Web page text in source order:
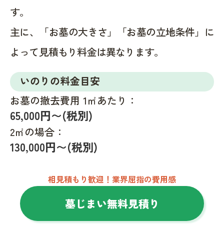
す。
主に、「お墓の大きさ」「お墓の立地条件」に
よって見積もり料金は異なります。
いのりの料金目安
お墓の撤去費用 1㎡あたり：
65,000円〜(税別)
2㎡の場合：
130,000円〜(税別)
相見積もり歓迎！業界屈指の費用感
墓じまい無料見積り